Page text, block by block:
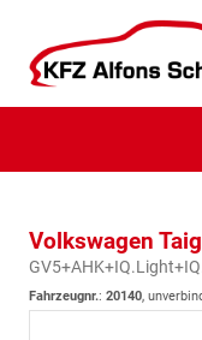
Volkswagen
Fahrzeugnr.: 20140,